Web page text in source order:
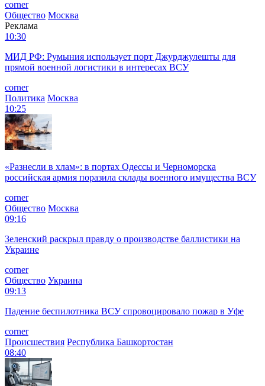
corner
Общество Москва
Реклама
10:30
МИД РФ: Румыния использует порт Джурджулешты для
прямой военной логистики в интересах ВСУ
corner
Политика Москва
10:25
«Разнесли в хлам»: в портах Одессы и Черноморска
российская армия поразила склады военного имущества ВСУ
corner
Общество Москва
09:16
Зеленский раскрыл правду о производстве баллистики на
Украине
corner
Общество Украина
09:13
Падение беспилотника ВСУ спровоцировало пожар в Уфе
corner
Происшествия Республика Башкортостан
08:40